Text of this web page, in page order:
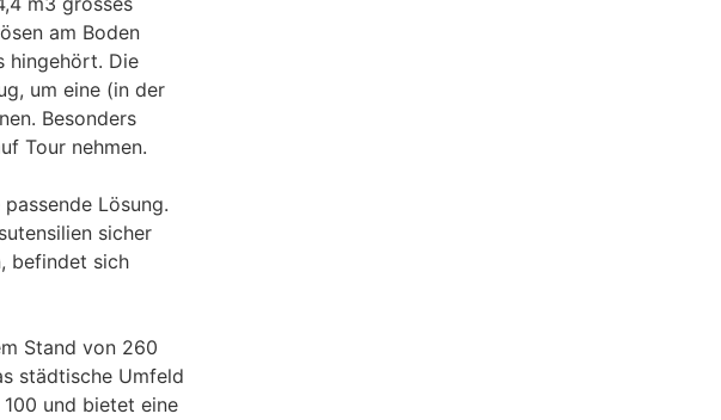
am Boden
hingehört. Die
um eine (in der
Besonders
Tour nehmen.
Lösung.
sicher
befindet sich
Stand von 260
städtische Umfeld
und bietet eine